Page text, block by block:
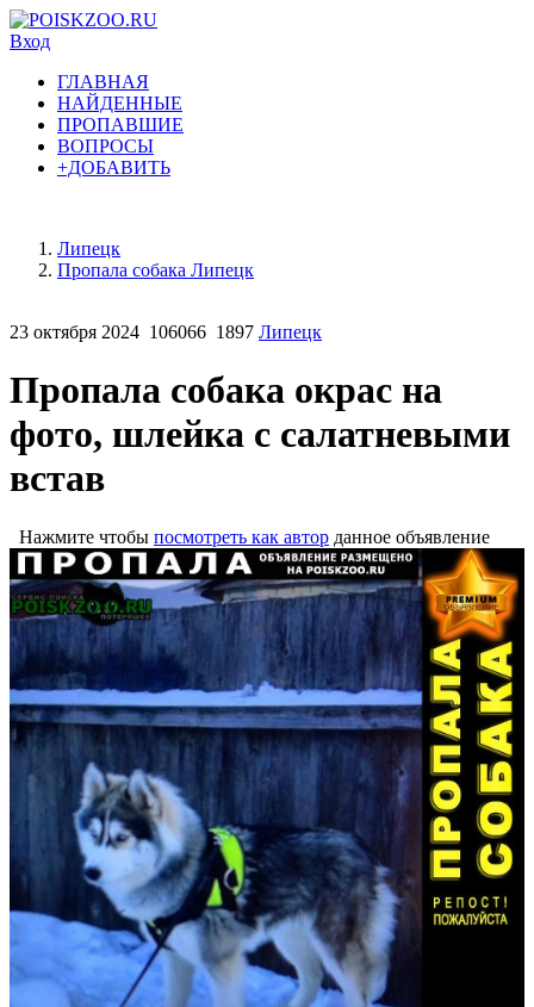
Вход
ГЛАВНАЯ
НАЙДЕННЫЕ
ПРОПАВШИЕ
ВОПРОСЫ
+ДОБАВИТЬ
Липецк
Пропала собака Липецк
23 октября 2024 106066 1897 Липецк
Пропала собака окрас на
фото, шлейка с салатневыми
встав
Нажмите чтобы посмотреть как автор данное объявление